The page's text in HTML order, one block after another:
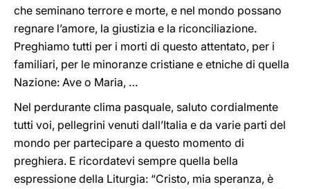
che seminano terrore e morte, e nel mondo possano
regnare l’amore, la giustizia e la riconciliazione.
Preghiamo tutti per i morti di questo attentato, per i
familiari, per le minoranze cristiane e etniche di quella
Nazione: Ave o Maria, …
Nel perdurante clima pasquale, saluto cordialmente
tutti voi, pellegrini venuti dall’Italia e da varie parti del
mondo per partecipare a questo momento di
preghiera. E ricordatevi sempre quella bella
espressione della Liturgia: “Cristo, mia speranza, è